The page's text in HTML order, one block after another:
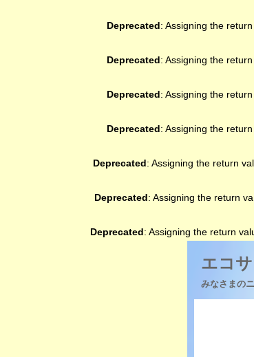
Deprecated: Assigning the
Deprecated: Assigning the
Deprecated: Assigning the
Deprecated: Assigning the
Deprecated: Assigning the return
Deprecated: Assigning the return
Deprecated: Assigning the return
エコ
みなさまの